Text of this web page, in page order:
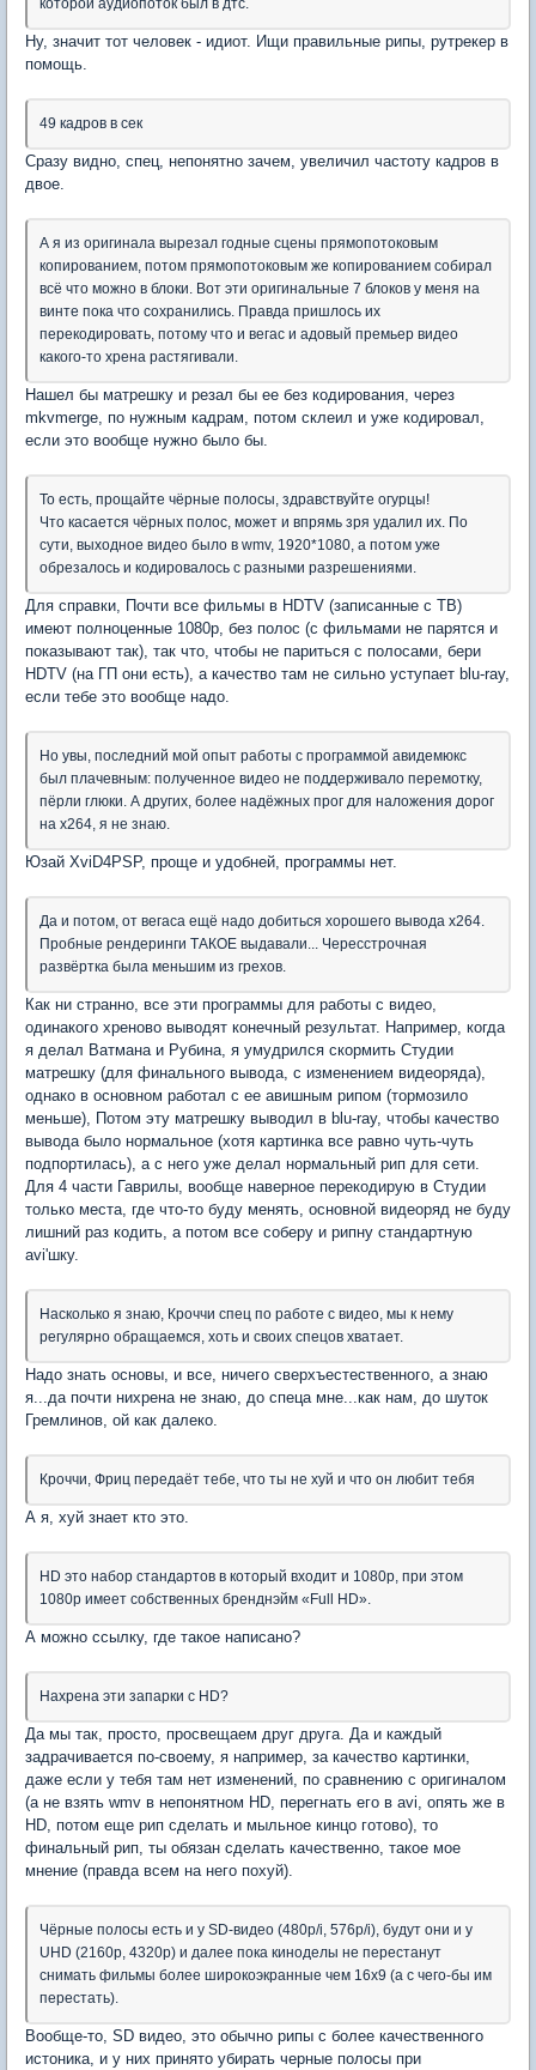
которой аудиопоток был в дтс.
Ну, значит тот человек - идиот. Ищи правильные рипы, рутрекер в
помощь.
49 кадров в сек
Сразу видно, спец, непонятно зачем, увеличил частоту кадров в
двое.
А я из оригинала вырезал годные сцены прямопотоковым
копированием, потом прямопотоковым же копированием собирал
всё что можно в блоки. Вот эти оригинальные 7 блоков у меня на
винте пока что сохранились. Правда пришлось их
перекодировать, потому что и вегас и адовый премьер видео
какого-то хрена растягивали.
Нашел бы матрешку и резал бы ее без кодирования, через
mkvmerge, по нужным кадрам, потом склеил и уже кодировал,
если это вообще нужно было бы.
То есть, прощайте чёрные полосы, здравствуйте огурцы!
Что касается чёрных полос, может и впрямь зря удалил их. По
сути, выходное видео было в wmv, 1920*1080, а потом уже
обрезалось и кодировалось с разными разрешениями.
Для справки, Почти все фильмы в HDTV (записанные с ТВ)
имеют полноценные 1080p, без полос (с фильмами не парятся и
показывают так), так что, чтобы не париться с полосами, бери
HDTV (на ГП они есть), а качество там не сильно уступает blu-ray,
если тебе это вообще надо.
Но увы, последний мой опыт работы с программой авидемюкс
был плачевным: полученное видео не поддерживало перемотку,
пёрли глюки. А других, более надёжных прог для наложения дорог
на х264, я не знаю.
Юзай XviD4PSP, проще и удобней, программы нет.
Да и потом, от вегаса ещё надо добиться хорошего вывода х264.
Пробные рендеринги ТАКОЕ выдавали... Чересстрочная
развёртка была меньшим из грехов.
Как ни странно, все эти программы для работы с видео,
одинакого хреново выводят конечный результат. Например, когда
я делал Ватмана и Рубина, я умудрился скормить Студии
матрешку (для финального вывода, с изменением видеоряда),
однако в основном работал с ее авишным рипом (тормозило
меньше), Потом эту матрешку выводил в blu-ray, чтобы качество
вывода было нормальное (хотя картинка все равно чуть-чуть
подпортилась), а с него уже делал нормальный рип для сети.
Для 4 части Гаврилы, вообще наверное перекодирую в Студии
только места, где что-то буду менять, основной видеоряд не буду
лишний раз кодить, а потом все соберу и рипну стандартную
avi'шку.
Насколько я знаю, Кроччи спец по работе с видео, мы к нему
регулярно обращаемся, хоть и своих спецов хватает.
Надо знать основы, и все, ничего сверхъестественного, а знаю
я...да почти нихрена не знаю, до спеца мне...как нам, до шуток
Гремлинов, ой как далеко.
Кроччи, Фриц передаёт тебе, что ты не хуй и что он любит тебя
А я, хуй знает кто это.
HD это набор стандартов в который входит и 1080p, при этом
1080p имеет собственных бренднэйм «Full HD».
А можно ссылку, где такое написано?
Нахрена эти запарки с HD?
Да мы так, просто, просвещаем друг друга. Да и каждый
задрачивается по-своему, я например, за качество картинки,
даже если у тебя там нет изменений, по сравнению с оригиналом
(а не взять wmv в непонятном HD, перегнать его в avi, опять же в
HD, потом еще рип сделать и мыльное кинцо готово), то
финальный рип, ты обязан сделать качественно, такое мое
мнение (правда всем на него похуй).
Чёрные полосы есть и у SD-видео (480p/i, 576p/i), будут они и у
UHD (2160p, 4320p) и далее пока киноделы не перестанут
снимать фильмы более широкоэкранные чем 16х9 (а с чего-бы им
перестать).
Вообще-то, SD видео, это обычно рипы с более качественного
истоника, и у них принято убирать черные полосы при